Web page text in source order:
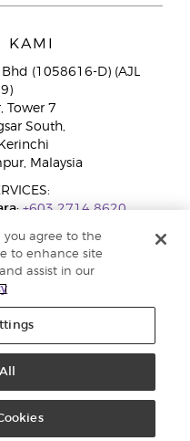
KAMI
(1058616-D) (AJL
Tower 7
South,
Malaysia
+603 2714 8620
4600 0691
you agree to the
to enhance site
assist in our